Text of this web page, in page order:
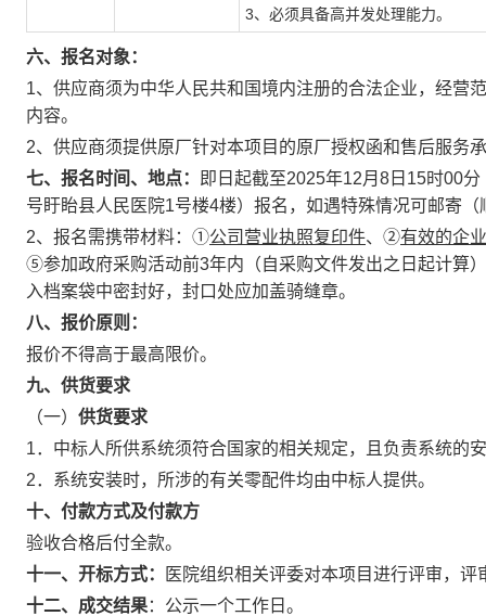
3、必须具备高并发处理能力。
六、 报名对象：
1、供应商须为中华人民共和国境内注册的合法企业，经营
内容。
2、供应商须提供原厂针对本项目的原厂授权函和售后服务
七、报名时间、地点： 即日起截至2025年12月8日15时00分
号盱眙县人民医院1号楼4楼）报名，如遇特殊情况可邮寄
2、报名需携带材料：①公司营业执照复印件、 ②有效的企
⑤参加政府采购活动前3年内（自采购文件发出之日起计算
入档案袋中密封好，封口处应加盖骑缝章。
八、报价原则：
报价不得高于最高限价。
九、供货要求
（一） 供货要求
1．中标人所供系统须符合国家的相关规定，且负责系统的
2．系统安装时，所涉的有关零配件均由中标人提供。
十、付款方式及付款方
验收合格后付全款。
十一、开标方式：
医院组织相关评委对本项目进行评审，
十二、成交结果：公示一个工作日。